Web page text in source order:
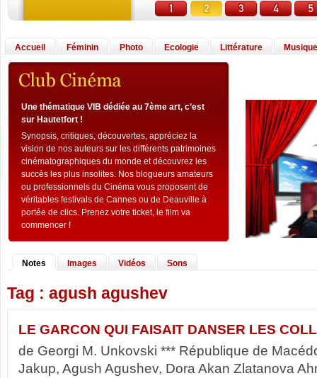
Accueil Féminin Photo Ecologie Littérature Musique
Une thématique VIB dédiée au 7ème art, c’est
sur Hautetfort !
Synopsis, critiques, découvertes, appréciez la
vision de nos auteurs sur les différents patrimoines
cinématographiques du monde et découvrez les
succès les plus insolites. Nos blogueurs amateurs
ou professionnels du Cinéma vous proposent de
véritables festivals de Cannes ou de Deauville à
portée de clics. Prenez votre ticket, le film va
commencer !
Notes Images Vidéos Sons
Tag : agush agushev
LE GARCON QUI FAISAIT DANSER LES
de Georgi M. Unkovski *** République de
Jakup, Agush Agushev, Dora Akan Zlatanova